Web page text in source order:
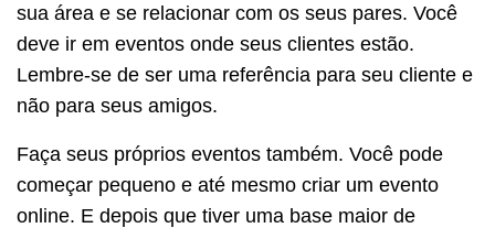
sua área e se relacionar com os seus pares. Você
deve ir em eventos onde seus clientes estão.
Lembre-se de ser uma referência para seu cliente e
não para seus amigos.
Faça seus próprios eventos também. Você pode
começar pequeno e até mesmo criar um evento
online. E depois que tiver uma base maior de